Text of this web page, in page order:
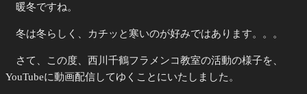
暖冬ですね。
冬は冬らしく、カチッと寒いのが好みではあります。。。
さて、この度、西川千鶴フラメンコ教室の活動の様子を、
YouTubeに動画配信してゆくことにいたしました。